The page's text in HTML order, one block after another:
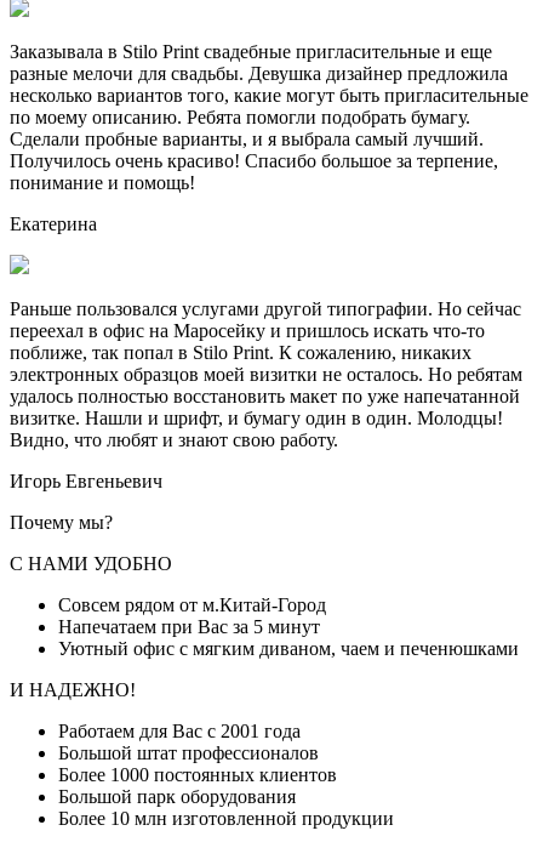
Заказывала в Stilo Print свадебные пригласительные и еще
разные мелочи для свадьбы. Девушка дизайнер предложила
несколько вариантов того, какие могут быть пригласительные
по моему описанию. Ребята помогли подобрать бумагу.
Сделали пробные варианты, и я выбрала самый лучший.
Получилось очень красиво! Спасибо большое за терпение,
понимание и помощь!
Екатерина
Раньше пользовался услугами другой типографии. Но сейчас
переехал в офис на Маросейку и пришлось искать что-то
поближе, так попал в Stilo Print. К сожалению, никаких
электронных образцов моей визитки не осталось. Но ребятам
удалось полностью восстановить макет по уже напечатанной
визитке. Нашли и шрифт, и бумагу один в один. Молодцы!
Видно, что любят и знают свою работу.
Игорь Евгеньевич
Почему мы?
С НАМИ УДОБНО
Совсем рядом от м.Китай-Город
Напечатаем при Вас за 5 минут
Уютный офис с мягким диваном, чаем и печенюшками
И НАДЕЖНО!
Работаем для Вас с 2001 года
Большой штат профессионалов
Более 1000 постоянных клиентов
Большой парк оборудования
Более 10 млн изготовленной продукции